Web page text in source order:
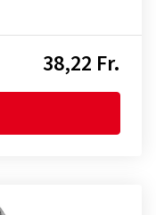
38,22 Fr.